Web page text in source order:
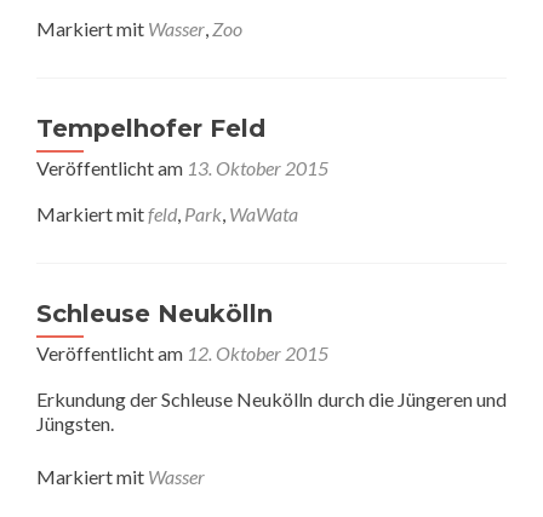
Markiert mit Wasser, Zoo
Tempelhofer Feld
Veröffentlicht am 13. Oktober 2015
Markiert mitfeld, Park, WaWata
Schleuse Neukölln
Veröffentlicht am 12. Oktober 2015
Erkundung der Schleuse Neukölln durch die Jüngeren und
Jüngsten.
Markiert mit Wasser